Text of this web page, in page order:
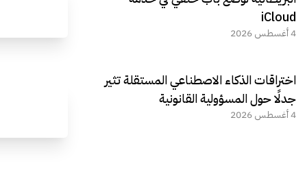
iCloud
4 أغسطس 2026
اختراقات الذكاء الاصطناعي المستقلة تثير
جدلًا حول المسؤولية القانونية
4 أغسطس 2026